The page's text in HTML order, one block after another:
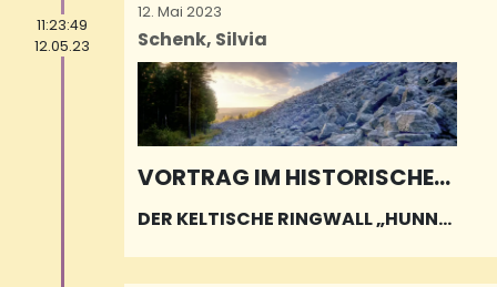
11:23:49
12.05.23
12. Mai 2023
Schenk, Silvia
VORTRAG IM HISTORISCHEN
DER KELTISCHE RINGWALL „HUNNE